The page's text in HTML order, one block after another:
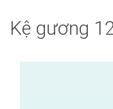
Kệ gương